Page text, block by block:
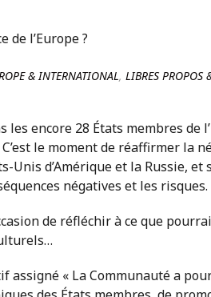
& INTERNATIONAL, LIBRES PROPOS
les encore 28 États membres
le moment de réaffirmer la
Unis d’Amérique et la Russie,
négatives et les risques.
de réfléchir à ce que
assigné « La Communauté a